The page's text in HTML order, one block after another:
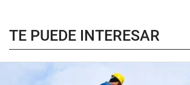
TE PUEDE INTERESAR